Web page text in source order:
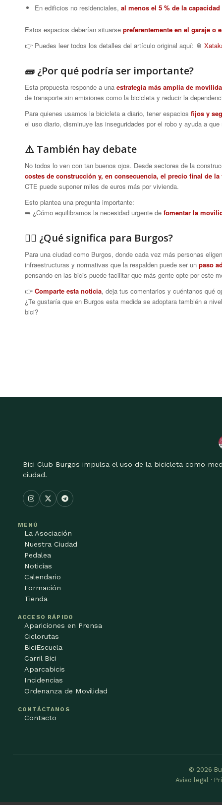
En edificios no residenciales, al menos el 5 % de la
Estos espacios deberían situarse preferentemente en el garaje o
👉 Puedes leer todos los detalles del artículo original aquí: 📎
🧱 ¿Por qué podría ser importante?
Esta propuesta responde a una estrategia más amplia de
de transporte sin emisiones como la bicicleta y reducir la
Para quienes usamos la bicicleta a diario, tener espacios fijos y
el uso diario, disminuye las inseguridades por el robo y ayuda a
⚠️ También hay debate
No todos lo ven con tan buenos ojos. Desde sectores de la
costes de construcción y, en consecuencia, el precio final de la
CTE puede suponer miles de euros más por vivienda.
Esto plantea una pregunta importante:
➡️ ¿Cómo equilibramos la necesidad urgente de fomentar la
🚴‍♀️ ¿Qué significa para Burgos?
Para una ciudad como Burgos, donde cada vez más personas
infraestructuras y normativas que la respalden puede ser un paso
pensando en las bicis puede facilitar que más gente opte por este
👉 Comparte esta noticia, deja tus comentarios y cuéntanos qué
¿Te gustaría que en Burgos esta medida se adoptara también a
bici?
Bici Club Burgos impulsa el uso de la bicicleta como
ciudad.
MENÚ
La Asociación
Nuestra Ciudad
Pedalea
Noticias
Calendario
Formación
Tienda
ACCESO RÁPIDO
Apariciones en Prensa
Ciclorutas
BiciEscuela
Carril Bici
Aparcabicis
Incidencias
Ordenanza de Movilidad
CONTÁCTANOS
Contacto
© 2026
Aviso legal ·